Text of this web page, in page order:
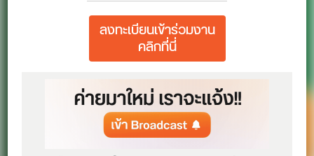
ลงทะเบียนเข้าร่วมงาน
คลิกที่นี่